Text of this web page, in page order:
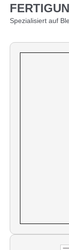
Spezialisiert auf